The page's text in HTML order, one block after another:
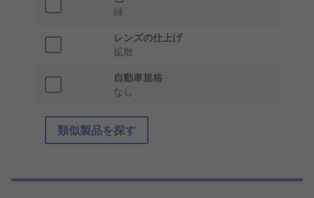
緑
レンズの仕上げ
拡散
自動車規格
なし
類似製品を探す